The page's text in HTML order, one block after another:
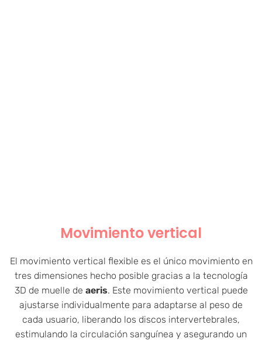
Movimiento vertical
El movimiento vertical flexible es el único movimiento en
tres dimensiones hecho posible gracias a la tecnología
3D de muelle de aeris. Este movimiento vertical puede
ajustarse individualmente para adaptarse al peso de
cada usuario, liberando los discos intervertebrales,
estimulando la circulación sanguínea y asegurando un